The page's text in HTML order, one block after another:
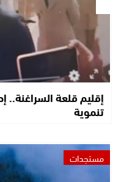
إقليم قلعة
تنموية
مستجدات